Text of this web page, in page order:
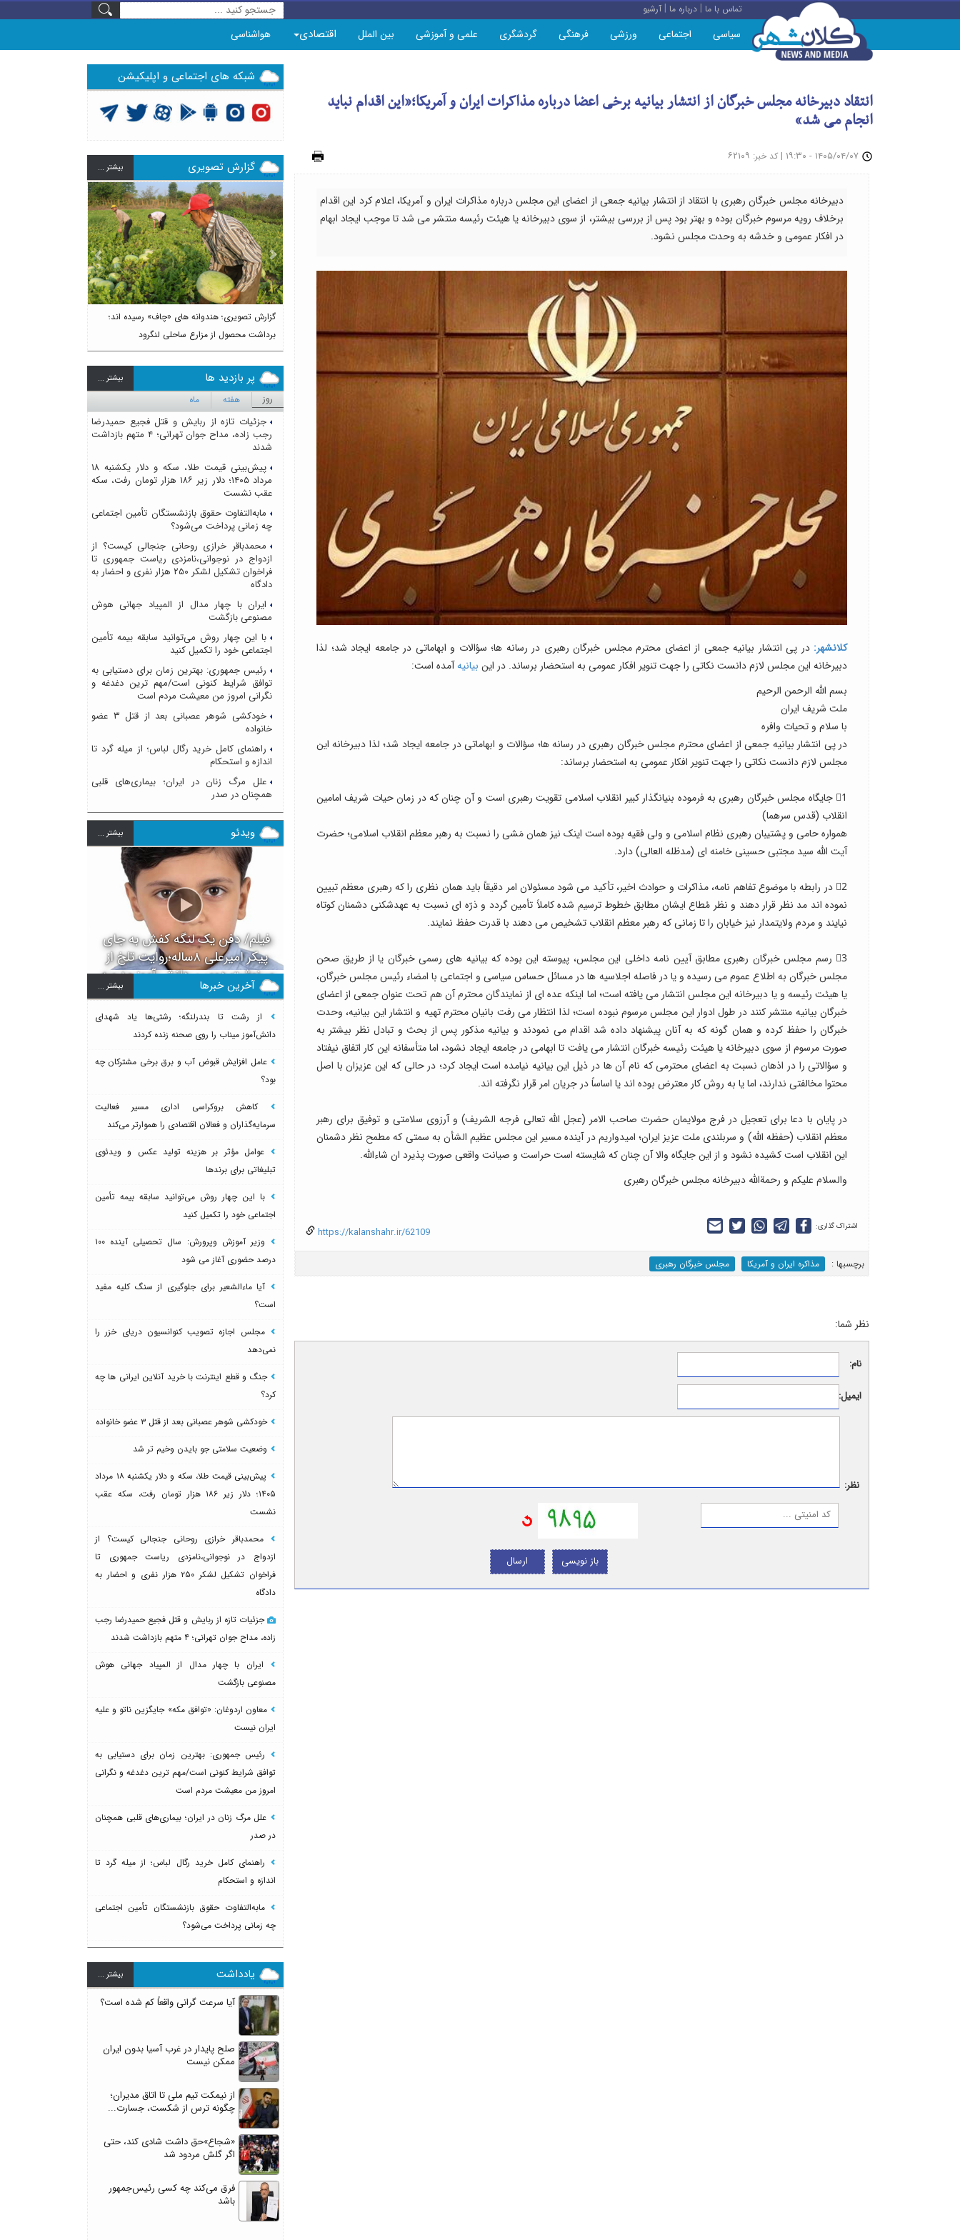
تماس با ما |درباره ما |آرشیو
سیاسی اجتماعی ورزشی فرهنگی گردشگری علمی و آموزشی بین الملل اقتصادی هواشناسی
انتقاد دبیرخانه مجلس خبرگان از انتشار بیانیه برخی اعضا درباره مذاکرات ایران و آمریکا؛«این اقدام نباید
انجام می شد»
| کد خبر: ۶۲۱۰۹
دبیرخانه مجلس خبرگان رهبری با انتقاد از انتشار بیانیه جمعی از اعضای این مجلس درباره مذاکرات ایران و آمریکا، اعلام کرد این اقدام
برخلاف رویه مرسوم خبرگان بوده و بهتر بود پس از بررسی بیشتر، از سوی دبیرخانه یا هیئت رئیسه منتشر می شد تا موجب ایجاد ابهام
در افکار عمومی و خدشه به وحدت مجلس نشود.
کلانشهر: در پی انتشار بیانیه جمعی از اعضای محترم مجلس خبرگان رهبری در رسانه ها؛ سؤالات و ابهاماتی در جامعه ایجاد شد؛ لذا
دبیرخانه این مجلس لازم دانست نکاتی را جهت تنویر افکار عمومی به استحضار برساند. در این بیانیهآمده است:
بسم الله الرحمن الرحیم
ملت شریف ایران
با سلام و تحیات وافره
در پی انتشار بیانیه جمعی از اعضای محترم مجلس خبرگان رهبری در رسانه ها؛ سؤالات و ابهاماتی در جامعه ایجاد شد؛ لذا دبیرخانه این
مجلس لازم دانست نکاتی را جهت تنویر افکار عمومی به استحضار برساند:
1⃣ جایگاه مجلس خبرگان رهبری به فرموده بنیانگذار کبیر انقلاب اسلامی تقویت رهبری است و آن چنان که در زمان حیات شریف امامین
انقلاب (قدس سرهما)
همواره حامی و پشتیبان رهبری نظام اسلامی و ولی فقیه بوده است اینک نیز همان مَشی را نسبت به رهبر معظم انقلاب اسلامی؛ حضرت
آیت الله سید مجتبی حسینی خامنه ای (مدظله العالی) دارد.
2⃣ در رابطه با موضوع تفاهم نامه، مذاکرات و حوادث اخیر، تأکید می شود مسئولان امر دقیقاً باید همان نظری را که رهبری معظم تبیین
نموده اند مد نظر قرار دهند و نظر مُطاع ایشان مطابق خطوط ترسیم شده کاملاً تأمین گردد و ذرّه ای نسبت به عهدشکنی دشمنان کوتاه
نیایند و مردم ولایتمدار نیز خیابان را تا زمانی که رهبر معظم انقلاب تشخیص می دهند با قدرت حفظ نمایند.
3⃣ رسم مجلس خبرگان رهبری مطابق آیین نامه داخلی این مجلس، پیوسته این بوده که بیانیه های رسمی خبرگان یا از طریق صحن
مجلس خبرگان به اطلاع عموم می رسیده و یا در فاصله اجلاسیه ها در مسائل حساس سیاسی و اجتماعی با امضاء رئیس مجلس خبرگان،
یا هیئت رئیسه و یا دبیرخانه این مجلس انتشار می یافته است؛ اما اینکه عده ای از نمایندگان محترم آن هم تحت عنوان جمعی از اعضای
خبرگان بیانیه منتشر کنند در طول ادوار این مجلس مرسوم نبوده است؛ لذا انتظار می رفت بانیان محترم تهیه و انتشار این بیانیه، وحدت
خبرگان را حفظ کرده و همان گونه که به آنان پیشنهاد داده شد اقدام می نمودند و بیانیه مذکور پس از بحث و تبادل نظر بیشتر به
صورت مرسوم از سوی دبیرخانه یا هیئت رئیسه خبرگان انتشار می یافت تا ابهامی در جامعه ایجاد نشود، اما متأسفانه این کار اتفاق نیفتاد
و سؤالاتی را در اذهان نسبت به اعضای محترمی که نام آن ها در ذیل این بیانیه نیامده است ایجاد کرد؛ در حالی که این عزیزان با اصل
محتوا مخالفتی ندارند، اما یا به روش کار معترض بوده اند یا اساساً در جریان امر قرار نگرفته اند.
در پایان با دعا برای تعجیل در فرج مولایمان حضرت صاحب الامر (عجل الله تعالی فرجه الشریف) و آرزوی سلامتی و توفیق برای رهبر
معظم انقلاب (حفظه الله) و سربلندی ملت عزیز ایران؛ امیدواریم در آینده مسیر این مجلس عظیم الشأن به سمتی که مطمح نظر دشمنان
این انقلاب است کشیده نشود و از این جایگاه والا آن چنان که شایسته است حراست و صیانت واقعی صورت پذیرد ان شاءالله.
والسلام علیکم و رحمةالله دبیرخانه مجلس خبرگان رهبری
https://kalanshahr.ir/62109 اشتراک گذاری:
برچسب‎ها : مذاکره ایران و آمریکا مجلس خبرگان رهبری
نظر شما:
نام:
ایمیل:
نظر:
ارسال باز نویسی
شبکه های اجتماعی و اپلیکیشن
گزارش تصویری بيشتر ...
گزارش تصویری؛ هندوانه های «چاف» رسیده اند؛
برداشت محصول از مزارع ساحلی لنگرود
Previous Next
پر بازدید ها بيشتر ...
روز هفته ماه
جزئیات تازه از ربایش و قتل فجیع حمیدرضا
رجب زاده، مداح جوان تهرانی؛ ۴ متهم بازداشت
شدند
پیش‌بینی قیمت طلا، سکه و دلار یکشنبه ۱۸
مرداد ۱۴۰۵؛ دلار زیر ۱۸۶ هزار تومان رفت، سکه
عقب نشست
مابه‌التفاوت حقوق بازنشستگان تأمین اجتماعی
چه زمانی پرداخت می‌شود؟
محمدباقر خرازی روحانی جنجالی کیست؟ از
ازدواج در نوجوانی،نامزدی ریاست جمهوری تا
فراخوان تشکیل لشکر ۲۵۰ هزار نفری و احضار به
دادگاه
ایران با چهار مدال از المپیاد جهانی هوش
مصنوعی بازگشت
با این چهار روش می‌توانید سابقه بیمه تأمین
اجتماعی خود را تکمیل کنید
رئیس جمهوری: بهترین زمان برای دستیابی به
توافق شرایط کنونی است/مهم ترین دغدغه و
نگرانی امروز من معیشت مردم است
خودکشی شوهر عصبانی بعد از قتل ۳ عضو
خانواده
راهنمای کامل خرید رگال لباس؛ از میله گرد تا
اندازه و استحکام
علل مرگ زنان در ایران؛ بیماری‌های قلبی
همچنان در صدر
ویدئو بيشتر ...
فیلم/ دفن یک لنگه کفش به جای
پیکر امیرعلی ۸ساله؛روایت تلخ از
سرنوشت دومین دانش آموز مدرسه
میناب بعد از ماکان
آخرین خبرها بيشتر ...
از رشت تا بندرلنگه؛ رشتی‌ها یاد شهدای
دانش‌آموز میناب را روی صحنه زنده کردند
عامل افزایش قبوض آب و برق برخی مشترکان چه
بود؟
کاهش بروکراسی اداری مسیر فعالیت
سرمایه‌گذاران و فعالان اقتصادی را هموارتر می‌کند
عوامل مؤثر بر هزینه تولید عکس و ویدئوی
تبلیغاتی برای برندها
با این چهار روش می‌توانید سابقه بیمه تأمین
اجتماعی خود را تکمیل کنید
وزیر آموزش وپرورش: سال تحصیلی آینده ۱۰۰
درصد حضوری آغاز می شود
آیا ماءالشعیر برای جلوگیری از سنگ کلیه مفید
است؟
مجلس اجازه تصویب کنوانسیون دریای خزر را
نمی‌دهد
جنگ و قطع اینترنت با خرید آنلاین ایرانی ها چه
کرد؟
خودکشی شوهر عصبانی بعد از قتل ۳ عضو خانواده
وضعیت سلامتی جو بایدن وخیم تر شد
پیش‌بینی قیمت طلا، سکه و دلار یکشنبه ۱۸ مرداد
۱۴۰۵؛ دلار زیر ۱۸۶ هزار تومان رفت، سکه عقب
نشست
محمدباقر خرازی روحانی جنجالی کیست؟ از
ازدواج در نوجوانی،نامزدی ریاست جمهوری تا
فراخوان تشکیل لشکر ۲۵۰ هزار نفری و احضار به
دادگاه
جزئیات تازه از ربایش و قتل فجیع حمیدرضا رجب
زاده، مداح جوان تهرانی؛ ۴ متهم بازداشت شدند
ایران با چهار مدال از المپیاد جهانی هوش
مصنوعی بازگشت
معاون اردوغان: «توافق مکه» جایگزین ناتو و علیه
ایران نیست
رئیس جمهوری: بهترین زمان برای دستیابی به
توافق شرایط کنونی است/مهم ترین دغدغه و نگرانی
امروز من معیشت مردم است
علل مرگ زنان در ایران؛ بیماری‌های قلبی همچنان
در صدر
راهنمای کامل خرید رگال لباس؛ از میله گرد تا
اندازه و استحکام
مابه‌التفاوت حقوق بازنشستگان تأمین اجتماعی
چه زمانی پرداخت می‌شود؟
یادداشت بيشتر ...
آیا سرعت گرانی واقعاً کم شده است؟
صلح پایدار در غرب آسیا بدون ایران
ممکن نیست
از نیمکت تیم ملی تا اتاق مدیران؛
چگونه ترس از شکست، جسارت...
«شجاع»حق داشت شادی کند، حتی
اگر گلش مردود شد
فرق می‌کند چه کسی رئیس‌جمهور
باشد